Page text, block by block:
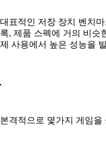
대표적인 저장 장치 벤치
록, 제품 스펙에 거의 비슷
제 사용에서 높은 성능을
본격적으로 몇가지 게임